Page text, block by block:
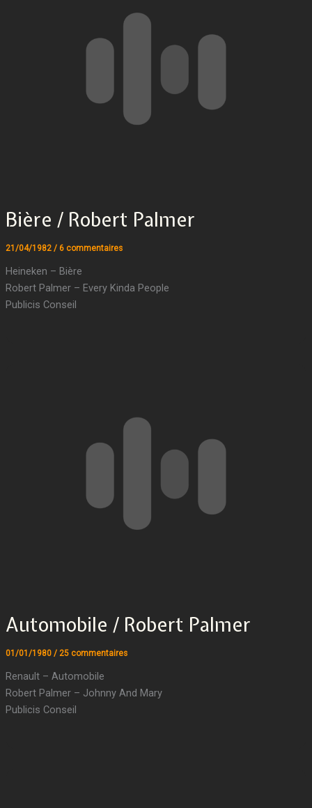
Bière / Robert Palmer
21/04/1982 / 6 commentaires
Heineken – Bière
Robert Palmer – Every Kinda People
Publicis Conseil
Automobile / Robert Palmer
01/01/1980 / 25 commentaires
Renault – Automobile
Robert Palmer – Johnny And Mary
Publicis Conseil